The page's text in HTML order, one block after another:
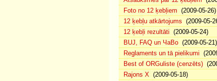
Foto no 12 ķebļiem (2009-05-26)
12 ķebļu atkārtojums (2009-05-
12 ķebļi rezultāti (2009-05-24)
BUJ, FAQ un ЧаВо (2009-05-21)
Reglaments un tā pielikumi
Best of ORGuliste (cenzēts)
Rajons X (2009-05-18)